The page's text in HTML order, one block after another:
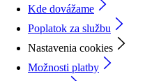
Kde dovážame
Poplatok za službu
Nastavenia cookies
Možnosti platby